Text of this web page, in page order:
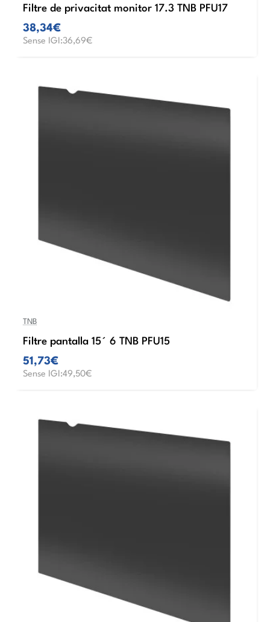
Filtre de privacitat monitor 17.3 TNB PFU17
38,34€
Sense IGI:36,69€
TNB
Filtre pantalla 15´ 6 TNB PFU15
51,73€
Sense IGI:49,50€